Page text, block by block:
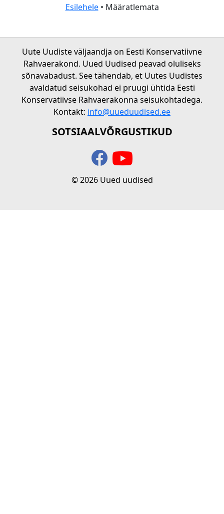
Esilehele• Määratlemata
Uute Uudiste väljaandja on Eesti Konservatiivne
Rahvaerakond. Uued Uudised peavad oluliseks
sõnavabadust. See tähendab, et Uutes Uudistes
avaldatud seisukohad ei pruugi ühtida Eesti
Konservatiivse Rahvaerakonna seisukohtadega.
Kontakt: info@uueduudised.ee
SOTSIAALVÕRGUSTIKUD
© 2026 Uued uudised